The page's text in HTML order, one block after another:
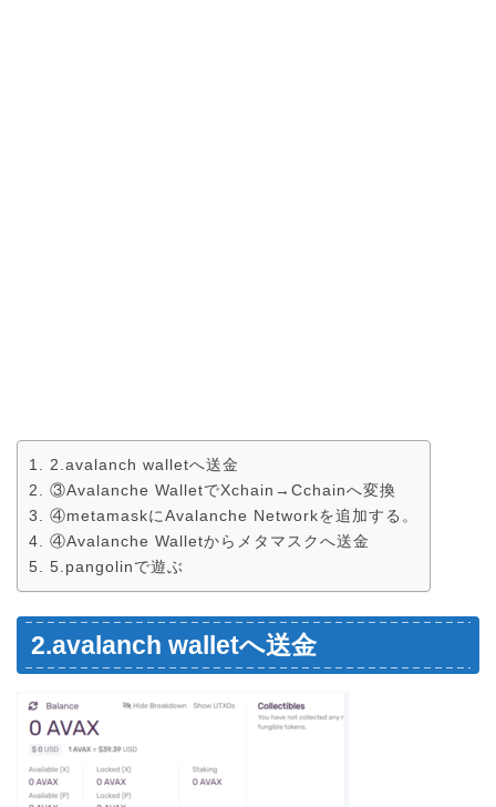
2.avalanch walletへ送金
③Avalanche WalletでXchain→Cchainへ変換
④metamaskにAvalanche Networkを追加する。
④Avalanche Walletからメタマスクへ送金
5.pangolinで遊ぶ
2.avalanch walletへ送金